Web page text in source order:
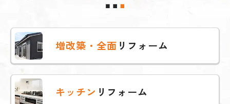
増改築・全面 リフォーム
キッチン リフォーム